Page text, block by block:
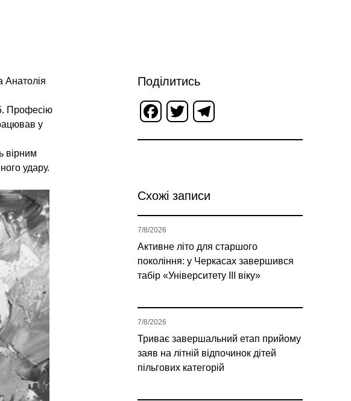
Анатолія
Професію
у
вірним
удару.
Поділитись
Facebook
Twitter
Схожі записи
Активне літо для старшого
покоління: у Черкасах завершився
табір «Університету ІІІ віку»
7/8/2026
Триває завершальний етап прийому
заяв на літній відпочинок дітей
пільгових категорій
7/8/2026